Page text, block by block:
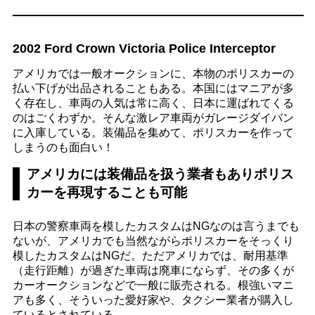
2002 Ford Crown Victoria Police Interceptor
アメリカでは一般オークションに、本物のポリスカーの
払い下げが出品されることもある。本国にはマニアが多
く存在し、車両の人気は常に高く、日本に運ばれてくる
のはごくわずか。そんな激レア車両がガレージダイバン
に入庫している。装備品を集めて、ポリスカーを作って
しまうのも面白い！
アメリカには装備品を扱う業者もありポリス
カーを再現することも可能
日本の警察車両を模したカスタムはNGなのは言うまでも
ないが、アメリカでも当然ながらポリスカーをそっくり
模したカスタムはNGだ。ただアメリカでは、耐用基準
（走行距離）が過ぎた車両は廃車にならず、その多くが
カーオークションなどで一般に販売される。根強いマニ
アも多く、そういった愛好家や、タクシー業者が購入し